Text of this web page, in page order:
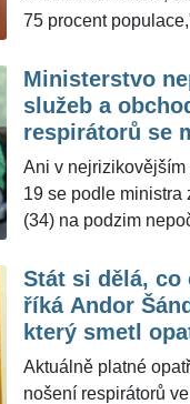
návštěvách
profesor a virolog
ŽivotvČesku.cz.
75 procent
čtvrtá vlna na
denní nárůst počtu
Česku oproti
nárůst od konce
Prymuly (34) k
letos nejspíše
Ministerstvo
služeb a
respirátorů se
Promluvil
Ani v
19 se podle ministra
(34) na podzim
zmírnilo opatření v
nosu a úst. Podle
(57) stále mají svůj
ŽivotvČesku.cz.
Stát si dělá, co
říká Andor
který smetl
respirátorů
Aktuálně platné
nošení respirátorů